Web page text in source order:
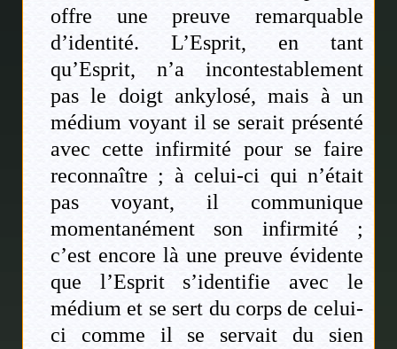
offre une preuve remarquable
d’identité. L’Esprit, en tant
qu’Esprit, n’a incontestablement
pas le doigt ankylosé, mais à un
médium voyant il se serait présenté
avec cette infirmité pour se faire
reconnaître ; à celui-ci qui n’était
pas voyant, il communique
momentanément son infirmité ;
c’est encore là une preuve évidente
que l’Esprit s’identifie avec le
médium et se sert du corps de celui-
ci comme il se servait du sien